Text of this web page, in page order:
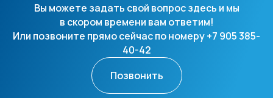
Вы можете задать свой вопрос здесь и мы
в скором времени вам ответим!
Или позвоните прямо сейчас по номеру +7 905 385-
40-42
Позвонить